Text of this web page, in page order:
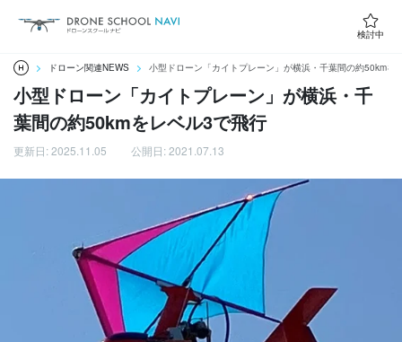
検討中
ドローン関連NEWS 小型ドローン「カイトプレーン」が横浜・千葉間の約50kmを
小型ドローン「カイトプレーン」が横浜・千
葉間の約50kmをレベル3で飛行
更新日: 2025.11.05 公開日: 2021.07.13